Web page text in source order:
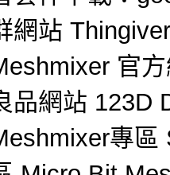
網站
官
品網站 123D
專區